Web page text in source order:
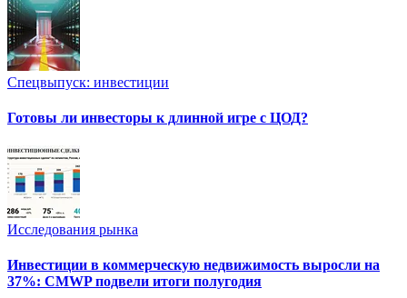
Спецвыпуск: инвестиции
Готовы ли инвесторы к длинной игре с ЦОД?
Исследования рынка
Инвестиции в коммерческую недвижимость выросли на
37%: CMWP подвели итоги полугодия